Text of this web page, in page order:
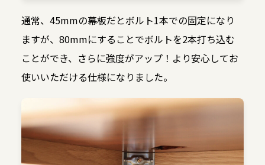
通常、45mmの幕板だとボルト1本での固定になり
ますが、80mmにすることでボルトを2本打ち込む
ことができ、さらに強度がアップ！より安心してお
使いいただける仕様になりました。